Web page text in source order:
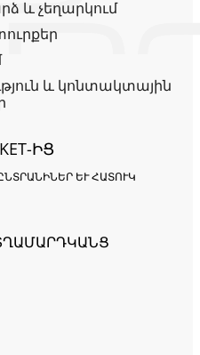
և չեղարկում
և կոնտակտային
ԻՑ
ԵՒ ՀԱՏՈՒԿ Ա